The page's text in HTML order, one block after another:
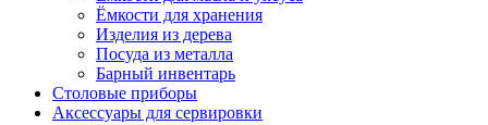
Ёмкости для хранения
Изделия из дерева
Посуда из металла
Барный инвентарь
Столовые приборы
Аксессуары для сервировки